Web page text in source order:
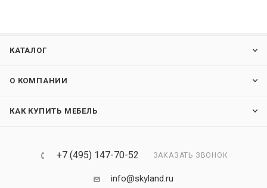
КАТАЛОГ
О КОМПАНИИ
КАК КУПИТЬ МЕБЕЛЬ
+7 (495) 147-70-52 ЗАКАЗАТЬ ЗВОНОК
info@skyland.ru